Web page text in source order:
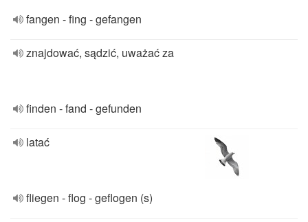
fangen - fing - gefangen
znajdować, sądzić, uważać za
finden - fand - gefunden
latać
fliegen - flog - geflogen (s)